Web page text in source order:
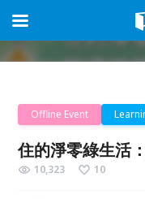
Offline Event
住的淨零綠生活
10,323 10